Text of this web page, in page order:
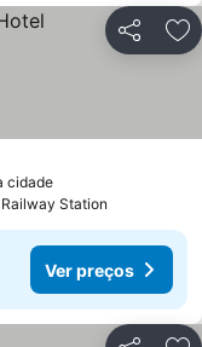
Partilhar
cidadeVer preços
Station
Ver preços